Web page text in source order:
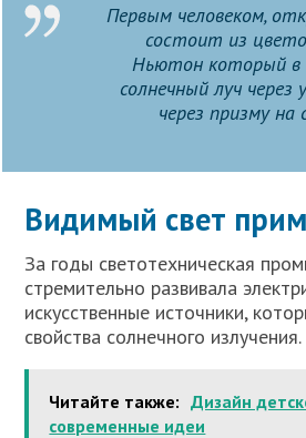
Первым человеком,
состоит из
Ньютон который в
солнечный луч
через призму на
Видимый свет
За годы светотехническая
стремительно развивала
искусственные источники,
свойства солнечного излучения.
Читайте также: Дизайн
современные идеи